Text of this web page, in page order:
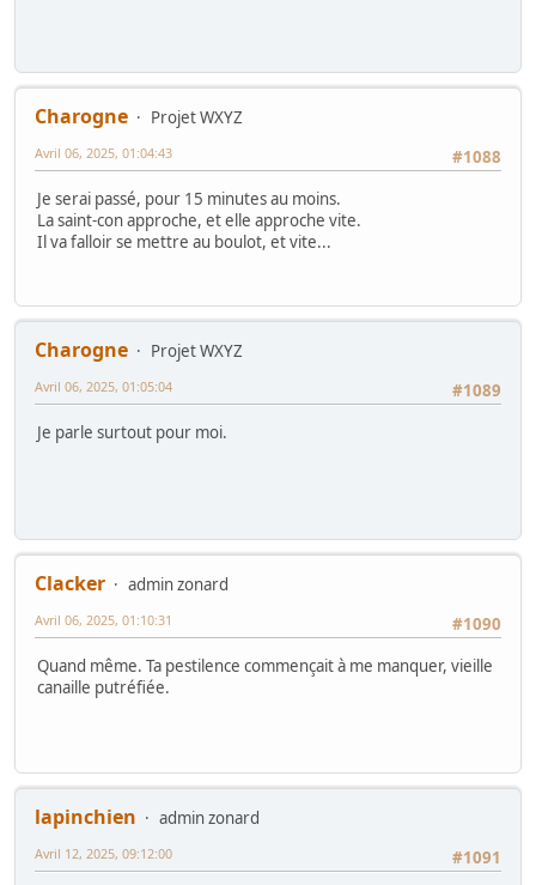
Charogne
Projet WXYZ
#1088
Avril 06, 2025, 01:04:43
Je serai passé, pour 15 minutes au moins.
La saint-con approche, et elle approche vite.
Il va falloir se mettre au boulot, et vite...
Charogne
Projet WXYZ
#1089
Avril 06, 2025, 01:05:04
Je parle surtout pour moi.
Clacker
admin zonard
#1090
Avril 06, 2025, 01:10:31
Quand même. Ta pestilence commençait à me manquer, vieille
canaille putréfiée.
lapinchien
admin zonard
#1091
Avril 12, 2025, 09:12:00